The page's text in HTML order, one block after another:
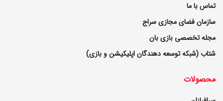
تماس با ما
سازمان فضای مجازی سراج
مجله تخصصی بازی بان
شتاب (شبکه توسعه دهندگان اپلیکیشن و بازی)
محصولات